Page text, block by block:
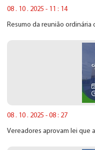
08 . 10 . 2025 - 11 : 14
Resumo da reunião ordinária
08 . 10 . 2025 - 08 : 27
Vereadores aprovam lei que